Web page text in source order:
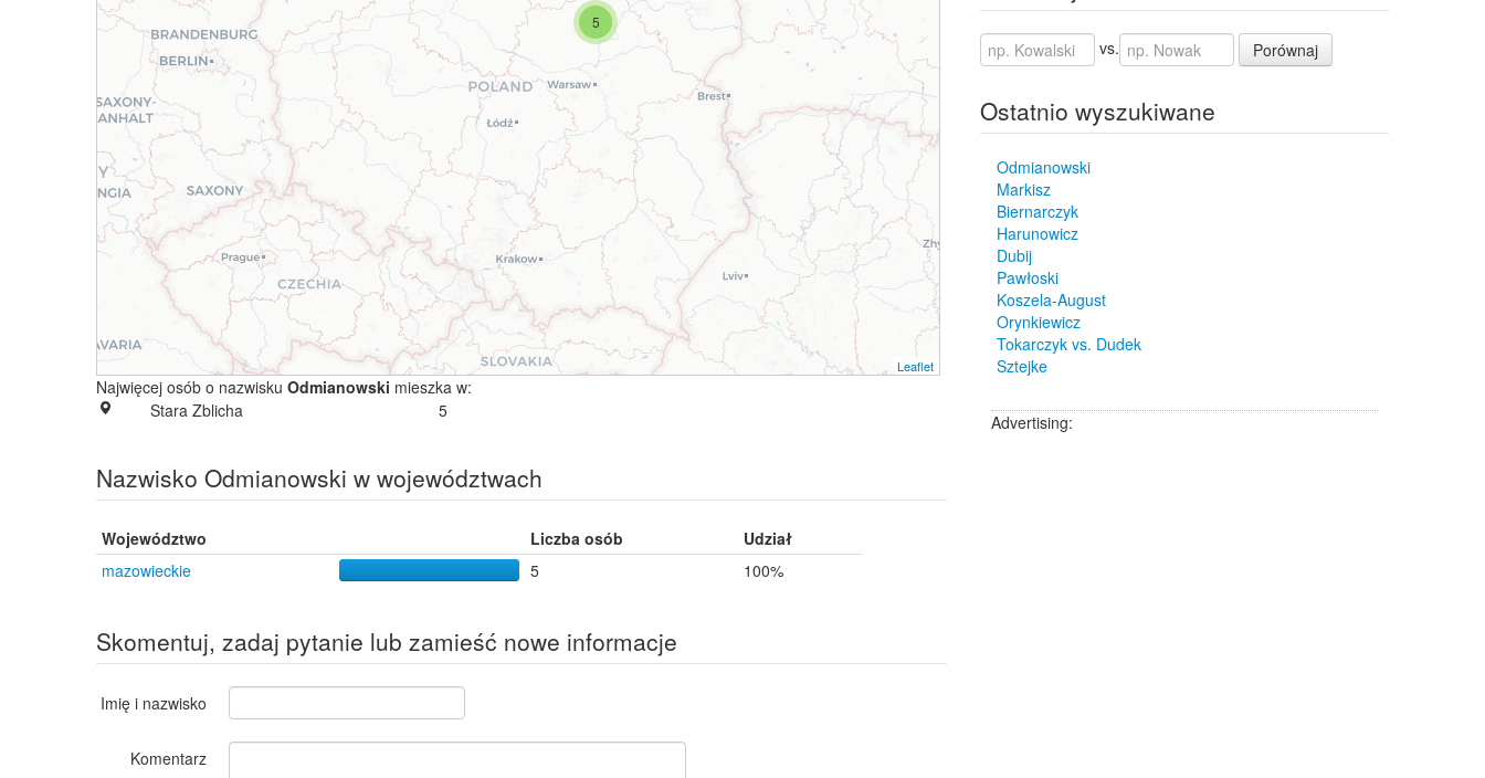
5
Leaflet
Najwięcej osób o nazwisku Odmianowski mieszka w:
Stara Zblicha
5
Nazwisko Odmianowski w województwach
Województwo Liczba osób
Udział
mazowieckie
5 100%
Skomentuj, zadaj pytanie lub zamieść nowe informacje
Imię i nazwisko
Komentarz
vs. Porównaj
Ostatnio wyszukiwane
Odmianowski
Markisz
Biernarczyk
Harunowicz
Dubij
Pawłoski
Koszela-August
Orynkiewicz
Tokarczyk vs. Dudek
Sztejke
Advertising: